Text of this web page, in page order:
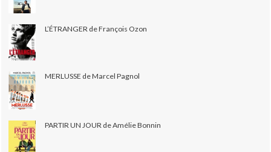
L’ÉTRANGER de François Ozon
MERLUSSE de Marcel Pagnol
PARTIR UN JOUR de Amélie Bonnin